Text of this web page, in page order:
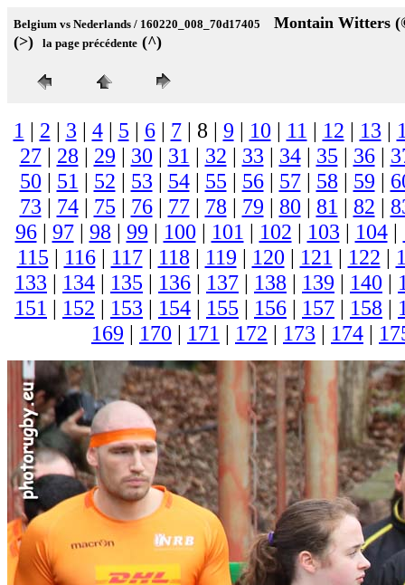
Belgium vs Nederlands / 160220_008_70d17405
Montain
(>)
la page précédente (^)
1 | 2 | 3 | 4| 5 | 6| 7| 8 | 9 | 10 | 11 | 12 | 13 |
27| 28 | 29 | 30 | 31 | 32 | 33 | 34| 35 | 36|
50 | 51 | 52 | 53 | 54| 55 | 56| 57| 58 | 59 |
73 | 74| 75 | 76| 77| 78 | 79 | 80 | 81 | 82 |
96| 97| 98 | 99 | 100 | 101 | 102 | 103 | 104|
115 | 116| 117| 118 | 119 | 120 | 121 | 122 |
133 | 134 | 135 | 136 | 137 | 138 | 139 | 140 |
151 | 152 | 153 | 154 | 155 | 156 | 157 | 158 |
169 | 170 | 171 | 172 | 173 | 174 |